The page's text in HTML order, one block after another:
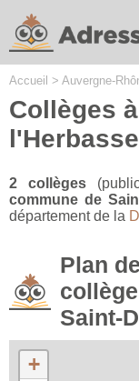
Accueil > Auvergne-
Collèges
l'Herbasse
2 collèges
commune de
département de la
Plan
Saint-
+